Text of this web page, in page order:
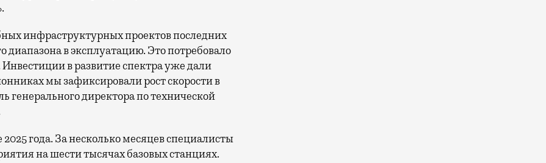
инфраструктурных проектов последних
диапазона в эксплуатацию. Это потребовало
в развитие спектра уже дали
мы зафиксировали рост скорости в
генерального директора по технической
года. За несколько месяцев специалисты
на шести тысячах базовых станциях.